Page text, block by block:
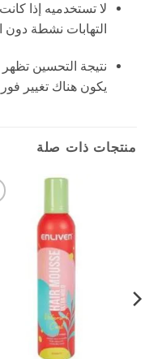
لا تستخدميه إذا
التهابات نشطة
نتيجة التحسين
يكون هناك تغيير
منتجات ذات صلة